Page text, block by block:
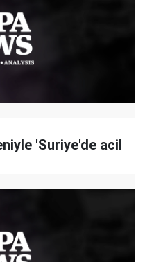
'Suriye'de acil